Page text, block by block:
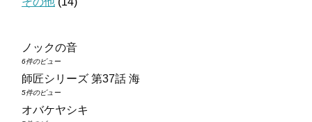
ノックの音
6件のビュー
師匠シリーズ 第37話 海
5件のビュー
オバケヤシキ